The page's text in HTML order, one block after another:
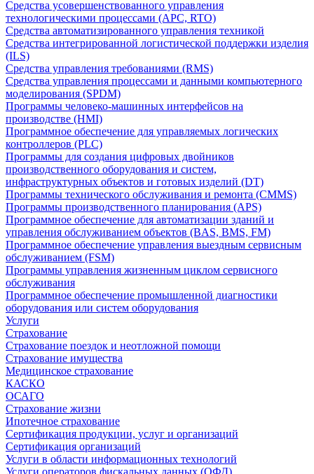
Средства усовершенствованного управления
технологическими процессами (APC, RTO)
Средства автоматизированного управления техникой
Средства интегрированной логистической поддержки изделия
(ILS)
Средства управления требованиями (RMS)
Средства управления процессами и данными компьютерного
моделирования (SPDM)
Программы человеко-машинных интерфейсов на
производстве (HMI)
Программное обеспечение для управляемых логических
контроллеров (PLC)
Программы для создания цифровых двойников
производственного оборудования и систем,
инфраструктурных объектов и готовых изделий (DT)
Программы технического обслуживания и ремонта (CMMS)
Программы производственного планирования (APS)
Программное обеспечение для автоматизации зданий и
управления обслуживанием объектов (BAS, BMS, FM)
Программное обеспечение управления выездным сервисным
обслуживанием (FSM)
Программы управления жизненным циклом сервисного
обслуживания
Программное обеспечение промышленной диагностики
оборудования или систем оборудования
Услуги
Страхование
Страхование поездок и неотложной помощи
Страхование имущества
Медицинское страхование
КАСКО
ОСАГО
Страхование жизни
Ипотечное страхование
Сертификация продукции, услуг и организаций
Сертификация организаций
Услуги в области информационных технологий
Услуги операторов фискальных данных (ОФД)